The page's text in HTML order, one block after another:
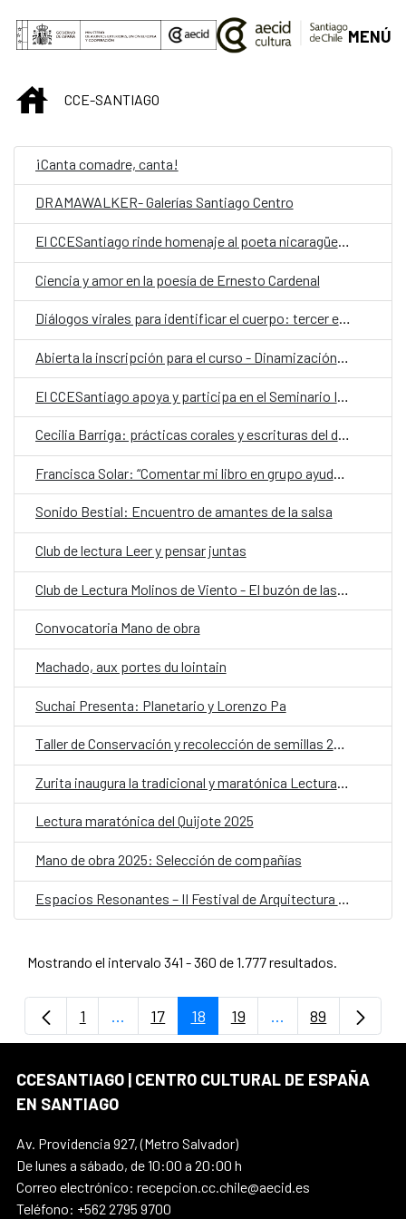
Saltar al contenido principal
MENÚ
INICIOCCE-SANTIAGO
¡Canta comadre, canta!
DRAMAWALKER- Galerías Santiago Centro
El CCESantiago rinde homenaje al poeta nicaragüense Ernesto Cardenal con la participación de la escritora Gioconda Belli
Ciencia y amor en la poesía de Ernesto Cardenal
Diálogos virales para identificar el cuerpo: tercer encuentro
Abierta la inscripción para el curso - Dinamización de bibliotecas escolares a través del juego
Cecilia Barriga: prácticas corales y escrituras del deseo
Francisca Solar: “Comentar mi libro en grupo ayuda a entender por qué la sociedad chilena es como es”
Sonido Bestial: Encuentro de amantes de la salsa
Club de lectura Leer y pensar juntas
Convocatoria Mano de obra
Machado, aux portes du lointain
Suchai Presenta: Planetario y Lorenzo Pa
Taller de Conservación y recolección de semillas 26-04-2025
Zurita inaugura la tradicional y maratónica Lectura del Quijote con la participación de decenas de personas: ¡Gracias a todos!
Lectura maratónica del Quijote 2025
Mano de obra 2025: Selección de compañías
Mostrando el intervalo 341 - 360 de 1.777 resultados.
Página
1 ...Páginas intermedias Use TAB para
Página
17 Página
18 Página
19 ...PáginasPágina
89
CCESANTIAGO | CENTRO CULTURAL DE ESPAÑA
EN SANTIAGO
Av. Providencia 927, (Metro Salvador)
De lunes a sábado, de 10:00 a 20:00 h
Correo electrónico: recepcion.cc.chile@aecid.es
Teléfono: +562 2795 9700